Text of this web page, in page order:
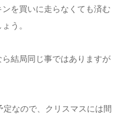
を買いに走らなくても済む
う。
結局同じ事ではありますが
なので、クリスマスには間